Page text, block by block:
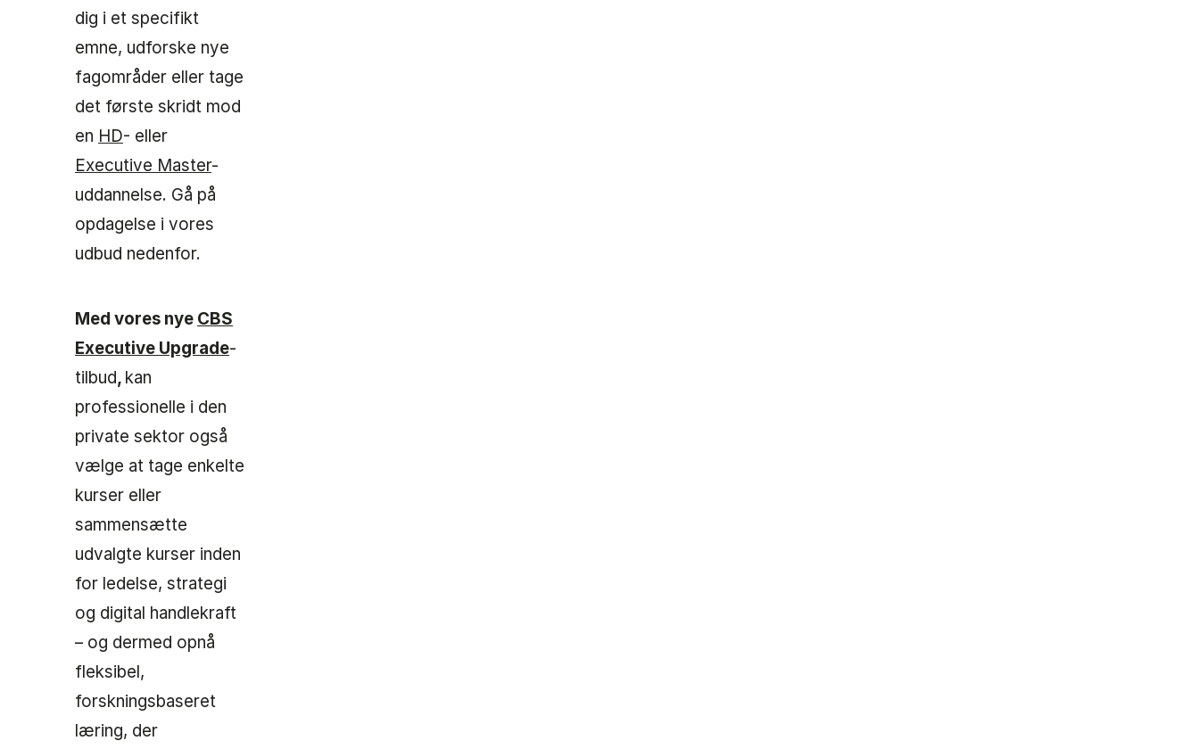
dig i et specifikt
emne, udforske nye
fagområder eller tage
det første skridt mod
en HD- eller
Executive Master-
uddannelse. Gå på
opdagelse i vores
udbud nedenfor.
Med vores nye CBS
Executive Upgrade-
tilbud, kan
professionelle i den
private sektor også
vælge at tage enkelte
kurser eller
sammensætte
udvalgte kurser inden
for ledelse, strategi
og digital handlekraft
– og dermed opnå
fleksibel,
forskningsbaseret
læring, der